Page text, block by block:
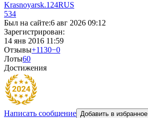
Krasnoyarsk.124RUS
534
Был на сайте:6 авг 2026 09:12
Зарегистрирован:
14 янв 2016 11:59
Отзывы+1130−0
Лоты60
Достижения
Написать сообщение Добавить в избранное